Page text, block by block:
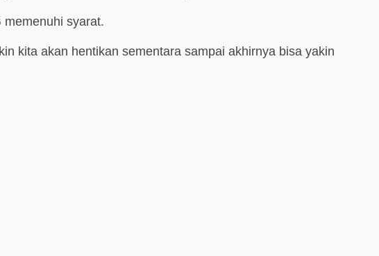
syarat.
kita akan hentikan sementara sampai akhirnya bisa yakin